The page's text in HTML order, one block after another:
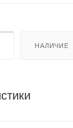
НАЛИЧИЕ